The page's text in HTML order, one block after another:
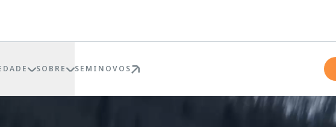
SOBRE SEMINOVOS